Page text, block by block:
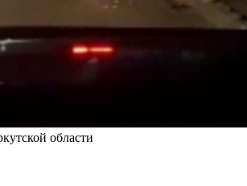
области